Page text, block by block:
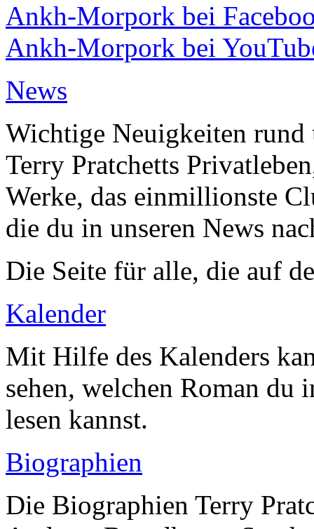
Ankh-Morpork bei
Ankh-Morpork bei
News
Wichtige Neuigkeiten rund
Terry Pratchetts
Werke, das einmillionste
die du in unseren News
Die Seite für alle, die auf
Kalender
Mit Hilfe des Kalenders
sehen, welchen Roman du
lesen kannst.
Biographien
Die Biographien Terry